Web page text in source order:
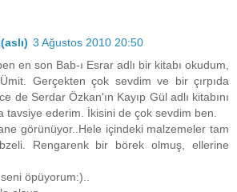
3 Ağustos 2010 20:50
en son Bab-ı Esrar adlı bir kitabı okudum,
Gerçekten çok sevdim ve bir çırpıda
de Serdar Özkan'ın Kayıp Gül adlı kitabını
tavsiye ederim. İkisini de çok sevdim ben.
görünüyor..Hele içindeki malzemeler tam
Rengarenk bir börek olmuş, ellerine
öpüyorum:)..